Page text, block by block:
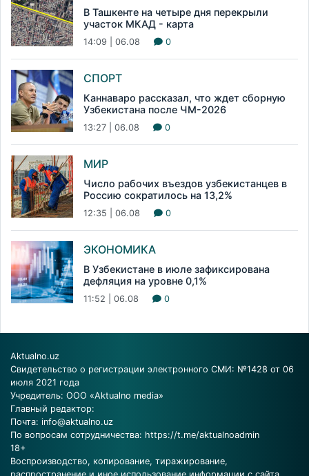
В Ташкенте на четыре дня перекрыли
участок МКАД - карта
14:09 | 06.08 0
СПОРТ
Каннаваро рассказал, что ждет сборную
Узбекистана после ЧМ-2026
13:27 | 06.08 0
МИР
Число рабочих въездов узбекистанцев в
Россию сократилось на 13,2%
12:35 | 06.08 0
ЭКОНОМИКА
В Узбекистане в июле зафиксирована
дефляция на уровне 0,1%
11:52 | 06.08 0
Aktualno.uz
Свидетельство о регистрации электронного СМИ: №1428 от 06
июля 2021 года
Учредитель: ООО «Aktualno media»
Главный редактор:
Почта: info@aktualno.uz
По вопросам сотрудничества: https://t.me/aktualnoadmin
18+
Воспроизводство, копирование, тиражирование,